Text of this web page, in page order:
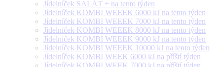
Jídelníček SALÁT + na tento týden
Jídelníček KOMBI WEEEK 6000 kJ na tento týden
Jídelníček KOMBI WEEEK 7000 kJ na tento týden
Jídelníček KOMBI WEEEK 8000 kJ na tento týden
Jídelníček KOMBI WEEEK 9000 kJ na tento týden
Jídelníček KOMBI WEEEK 10000 kJ na tento týden
Jídelníček KOMBI WEEK 6000 kJ na příští týden
Jídelníček KOMBI WEEK 7000 kJ na příští týden